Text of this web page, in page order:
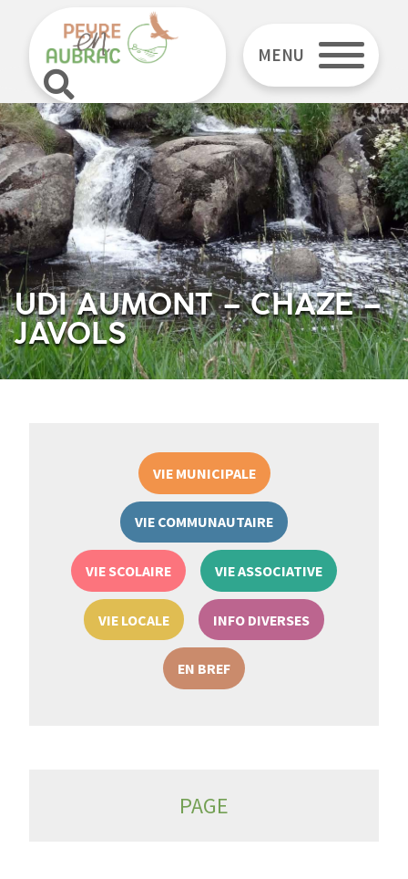
MENU
UDI AUMONT – CHAZE –
JAVOLS
VIE MUNICIPALE
VIE COMMUNAUTAIRE
VIE SCOLAIRE VIE ASSOCIATIVE
VIE LOCALE INFO DIVERSES
EN BREF
PAGE